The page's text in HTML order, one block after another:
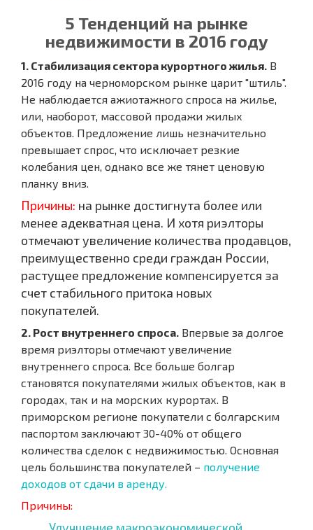
5 Тенденций на рынке
недвижимости в 2016 году
1. Стабилизация сектора курортного жилья. В
2016 году на черноморском рынке царит "штиль".
Не наблюдается ажиотажного спроса на жилье,
или, наоборот, массовой продажи жилых
объектов. Предложение лишь незначительно
превышает спрос, что исключает резкие
колебания цен, однако все же тянет ценовую
планку вниз.
Причины: на рынке достигнута более или
менее адекватная цена. И хотя риэлторы
отмечают увеличение количества продавцов,
преимущественно среди граждан России,
растущее предложение компенсируется за
счет стабильного притока новых
покупателей.
2. Рост внутреннего спроса. Впервые за долгое
время риэлторы отмечают увеличение
внутреннего спроса. Все больше болгар
становятся покупателями жилых объектов, как в
городах, так и на морских курортах. В
приморском регионе покупатели с болгарским
паспортом заключают 30-40% от общего
количества сделок с недвижимостью. Основная
цель большинства покупателей – получение
доходов от сдачи в аренду.
Причины: